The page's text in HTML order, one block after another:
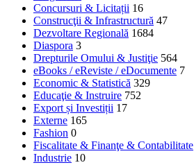
Concursuri & Licitații 16
Construcţii & Infrastructură 47
Dezvoltare Regională 1684
Diaspora 3
Drepturile Omului & Justiţie 564
eBooks / eReviste / eDocumente 7
Economic & Statistică 329
Educaţie & Instruire 752
Export și Investiții 17
Externe 165
Fashion 0
Fiscalitate & Finanţe & Contabilitate
Industrie 10